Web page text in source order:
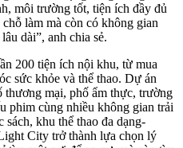
môi trường tốt, tiện ích đầy đủ
làm mà còn có không gian
dài”, anh chia sẻ.
200 tiện ích nội khu, từ mua
sức khỏe và thể thao. Dự án
thương mại, phố ẩm thực, trường
phim cùng nhiều không gian trải
khu thể thao đa dạng-
City trở thành lựa chọn lý